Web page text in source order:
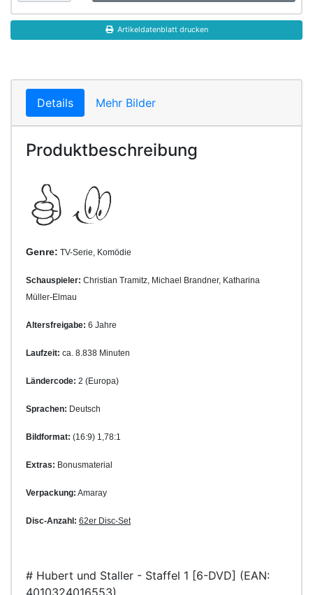
Artikeldatenblatt drucken
Details Mehr Bilder
Produktbeschreibung
Genre: TV-Serie, Komödie
Schauspieler: Christian Tramitz, Michael Brandner, Katharina
Müller-Elmau
Altersfreigabe: 6 Jahre
Laufzeit: ca. 8.838 Minuten
Ländercode: 2 (Europa)
Sprachen: Deutsch
Bildformat: (16:9) 1,78:1
Extras: Bonusmaterial
Verpackung: Amaray
Disc-Anzahl: 62er Disc-Set
# Hubert und Staller - Staffel 1 [6-DVD] (EAN:
4010324016553)